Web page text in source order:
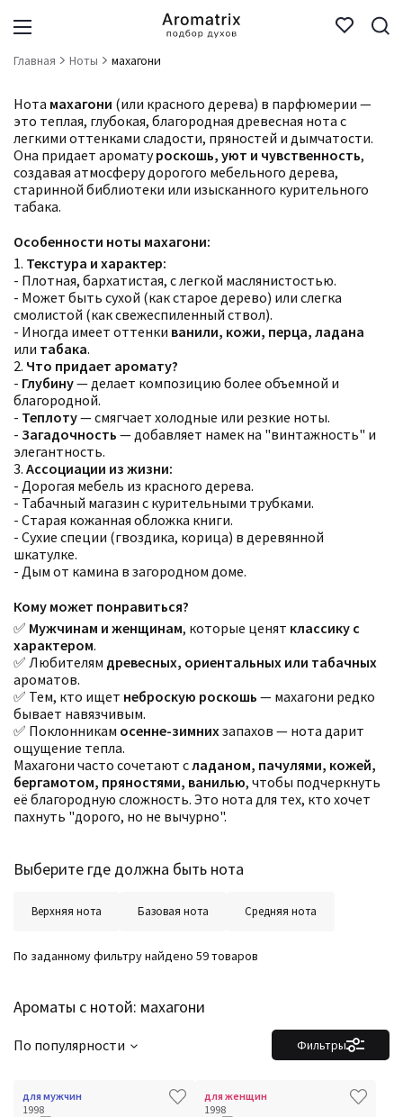
Главная Ноты махагони
Нота махагони (или красного дерева) в парфюмерии —
это теплая, глубокая, благородная древесная нота с
легкими оттенками сладости, пряностей и дымчатости.
Она придает ароматуроскошь, уют и чувственность,
создавая атмосферу дорогого мебельного дерева,
старинной библиотеки или изысканного курительного
табака.
Особенности ноты махагони:
1. Текстура и характер:
- Плотная, бархатистая, с легкой маслянистостью.
- Может быть сухой (как старое дерево) или слегка
смолистой (как свежеспиленный ствол).
- Иногда имеет оттенки ванили, кожи, перца, ладана
или табака.
2. Что придает аромату?
- Глубину— делает композицию более объемной и
благородной.
- Теплоту— смягчает холодные или резкие ноты.
- Загадочность — добавляет намек на "винтажность" и
элегантность.
3. Ассоциации из жизни:
- Дорогая мебель из красного дерева.
- Табачный магазин с курительными трубками.
- Старая кожанная обложка книги.
- Сухие специи (гвоздика, корица) в деревянной
шкатулке.
- Дым от камина в загородном доме.
Кому может понравиться?
✅ Мужчинам и женщинам, которые ценят классику с
характером.
✅ Любителям древесных, ориентальных или табачных
ароматов.
✅ Тем, кто ищет неброскую роскошь — махагони редко
бывает навязчивым.
✅ Поклонникам осенне-зимнихзапахов — нота дарит
ощущение тепла.
Махагони часто сочетают сладаном, пачулями, кожей,
бергамотом, пряностями, ванилью, чтобы подчеркнуть
её благородную сложность. Это нота для тех, кто хочет
пахнуть "дорого, но не вычурно".
Выберите где должна быть нота
Верхняя нота Базовая нота Средняя нота
Ароматы с нотой: махагони
По заданному фильтру найдено 59 товаров
Фильтры
По популярности
для мужчин
1998
для женщин
1998